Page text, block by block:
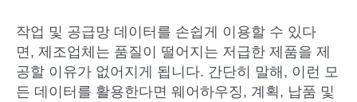
작업 및 공급망 데이터를 손쉽게 이용할 수 있다
면, 제조업체는 품질이 떨어지는 저급한 제품을 제
공할 이유가 없어지게 됩니다. 간단히 말해, 이런 모
든 데이터를 활용한다면 웨어하우징, 계획, 납품 및